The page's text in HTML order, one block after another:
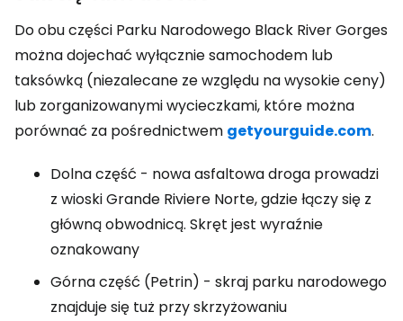
Do obu części Parku Narodowego Black River Gorges
można dojechać wyłącznie samochodem lub
taksówką (niezalecane ze względu na wysokie ceny)
lub zorganizowanymi wycieczkami, które można
porównać za pośrednictwem getyourguide.com.
Dolna część - nowa asfaltowa droga prowadzi
z wioski Grande Riviere Norte, gdzie łączy się z
główną obwodnicą. Skręt jest wyraźnie
oznakowany
Górna część (Petrin) - skraj parku narodowego
znajduje się tuż przy skrzyżowaniu